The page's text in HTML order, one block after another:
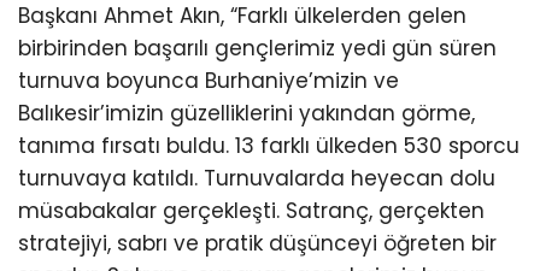
Başkanı Ahmet Akın, “Farklı ülkelerden gelen
birbirinden başarılı gençlerimiz yedi gün süren
turnuva boyunca Burhaniye’mizin ve
Balıkesir’imizin güzelliklerini yakından görme,
tanıma fırsatı buldu. 13 farklı ülkeden 530 sporcu
turnuvaya katıldı. Turnuvalarda heyecan dolu
müsabakalar gerçekleşti. Satranç, gerçekten
stratejiyi, sabrı ve pratik düşünceyi öğreten bir